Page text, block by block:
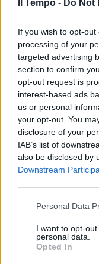
Il Tempo - Do Not
If you wish to opt-
processing of your
targeted advertising
section to confirm
opt-out request is
interest-based ads
us or personal
your opt-out. You
disclosure of your
IAB’s list of
also be disclosed by
Downstream
Personal Data
I want to opt-
personal data.
Opted In
non si vedeva
questa parte,
24/11/2006
Guarguaglini
quotazione di
28/09/2006
CREDITO
presenta
quotazione a
14/09/2006